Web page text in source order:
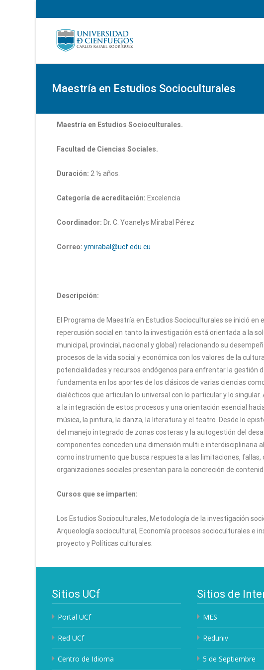
Maestría en Estudios Socioculturales
Maestría en Estudios Socioculturales.
Facultad de Ciencias Sociales.
Duración: 2 ½ años.
Categoría de acreditación: Excelencia
Coordinador: Dr. C. Yoanelys Mirabal Pérez
Correo: ymirabal@ucf.edu.cu
Descripción:
El Programa de Maestría en Estudios Socioculturales se inició
repercusión social en tanto la investigación está orientada a la
municipal, provincial, nacional y global) relacionando su
procesos de la vida social y económica con los valores de la
potencialidades y recursos endógenos para enfrentar la gestión
fundamenta en los aportes de los clásicos de varias ciencias
dialécticos que articulan lo universal con lo particular y lo
a la integración de estos procesos y una orientación esencial
música, la pintura, la danza, la literatura y el teatro. Desde lo
del manejo integrado de zonas costeras y la autogestión del
componentes conceden una dimensión multi e interdisciplinaria
como instrumento que busca respuesta a las limitaciones,
organizaciones sociales presentan para la concreción de
Cursos que se imparten:
Los Estudios Socioculturales, Metodología de la investigación
Arqueología sociocultural, Economía procesos socioculturales e
proyecto y Políticas culturales.
Sitios UCf
Portal UCf
Red UCf
Centro de Idioma
Sitios de
MES
Reduniv
5 de Septiembre